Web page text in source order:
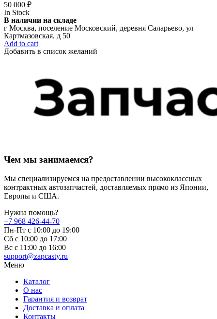
50 000 ₽
In Stock
В наличии на складе
г Москва, поселение Московский, деревня Саларьево, ул
Картмазовская, д 50
Add to cart
Добавить в список желаний
Чем мы занимаемся?
Мы специализируемся на предоставлении высококлассных
контрактных автозапчастей, доставляемых прямо из Японии,
Европы и США.
Нужна помощь?
+7 968 426-44-70
Пн-Пт с 10:00 до 19:00
Сб с 10:00 до 17:00
Вс c 11:00 до 16:00
support@zapcasty.ru
Меню
Каталог
О нас
Гарантия и возврат
Доставка и оплата
Контакты